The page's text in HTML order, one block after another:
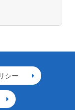
シー